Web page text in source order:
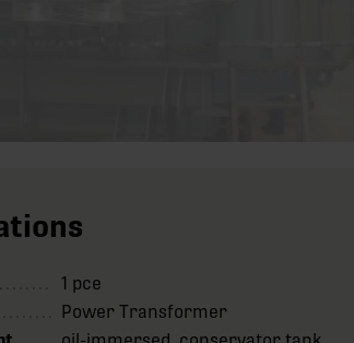
1 pce
Power Transformer